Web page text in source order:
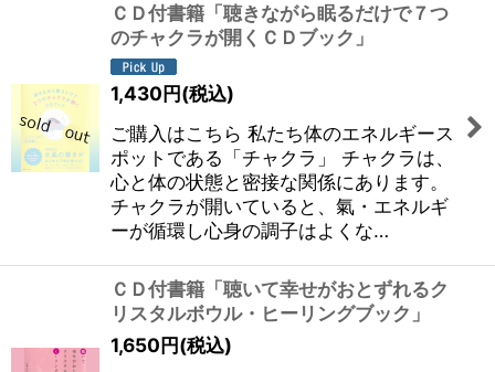
ＣＤ付書籍「聴きながら眠るだけで７つ
のチャクラが開くＣＤブック」
1,430円(税込)
ご購入はこちら 私たち体のエネルギース
ポットである「チャクラ」 チャクラは、
心と体の状態と密接な関係にあります。
チャクラが開いていると、氣・エネルギ
ーが循環し心身の調子はよくな…
ＣＤ付書籍「聴いて幸せがおとずれるク
リスタルボウル・ヒーリングブック」
1,650円(税込)